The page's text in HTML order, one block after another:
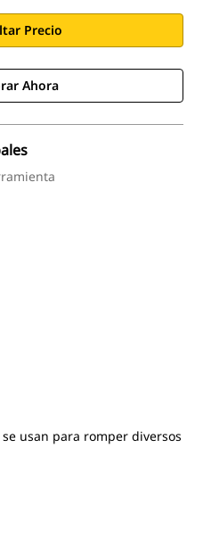
Precio
Ahora
usan para romper diversos